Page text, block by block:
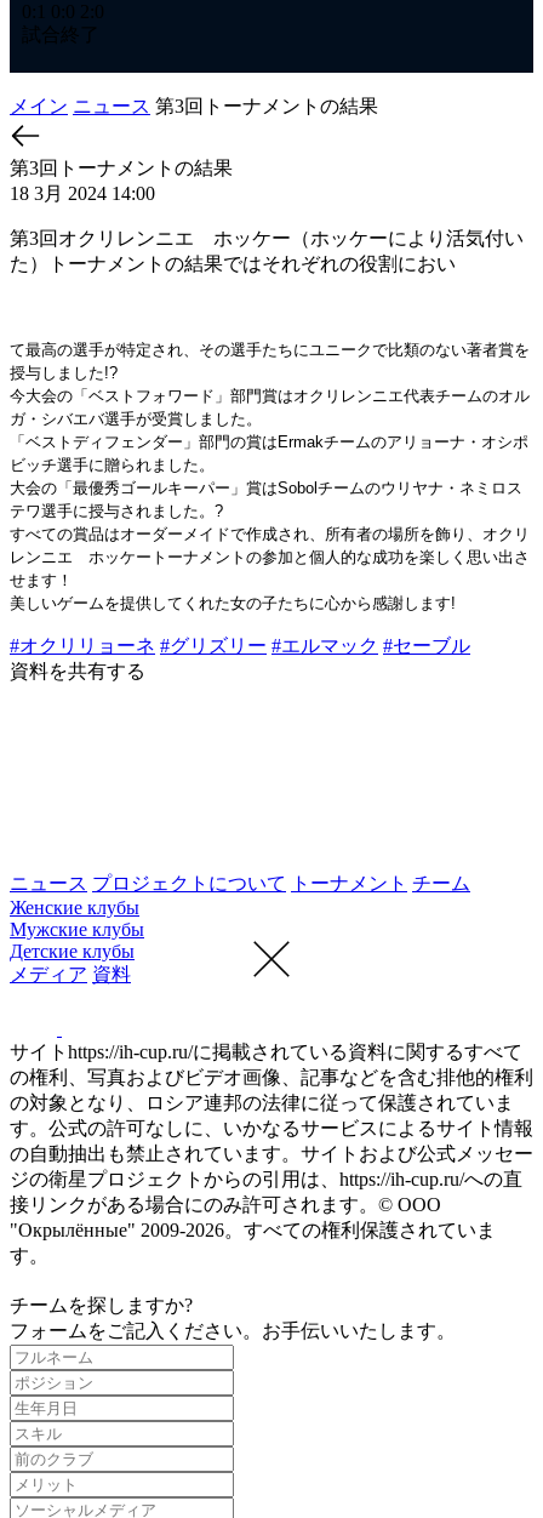
0:1 0:0 2:0
試合終了
メイン ニュース 第3回トーナメントの結果
第3回トーナメントの結果
18 3月 2024 14:00
第3回オクリレンニエ ホッケー（ホッケーにより活気付い
た）トーナメントの結果ではそれぞれの役割におい
て最高の選手が特定され、その選手たちにユニークで比類のない著者賞を
授与しました!?
今大会の「ベストフォワード」部門賞はオクリレンニエ代表チームのオル
ガ・シバエバ選手が受賞しました。
「ベストディフェンダー」部門の賞はErmakチームのアリョーナ・オシポ
ビッチ選手に贈られました。
大会の「最優秀ゴールキーパー」賞はSobolチームのウリヤナ・ネミロス
テワ選手に授与されました。?
すべての賞品はオーダーメイドで作成され、所有者の場所を飾り、オクリ
レンニエ ホッケートーナメントの参加と個人的な成功を楽しく思い出さ
せます！
美しいゲームを提供してくれた女の子たちに心から感謝します!
#オクリリョーネ #グリズリー #エルマック #セーブル
資料を共有する
ニュース プロジェクトについて トーナメント チーム
Женские клубы
Мужские клубы
Детские клубы
メディア 資料
サイトhttps://ih-cup.ru/に掲載されている資料に関するすべて
の権利、写真およびビデオ画像、記事などを含む排他的権利
の対象となり、ロシア連邦の法律に従って保護されていま
す。公式の許可なしに、いかなるサービスによるサイト情報
の自動抽出も禁止されています。サイトおよび公式メッセー
ジの衛星プロジェクトからの引用は、https://ih-cup.ru/への直
接リンクがある場合にのみ許可されます。© ООО
"Окрылённые" 2009-2026。すべての権利保護されていま
す。
チームを探しますか?
フォームをご記入ください。お手伝いいたします。